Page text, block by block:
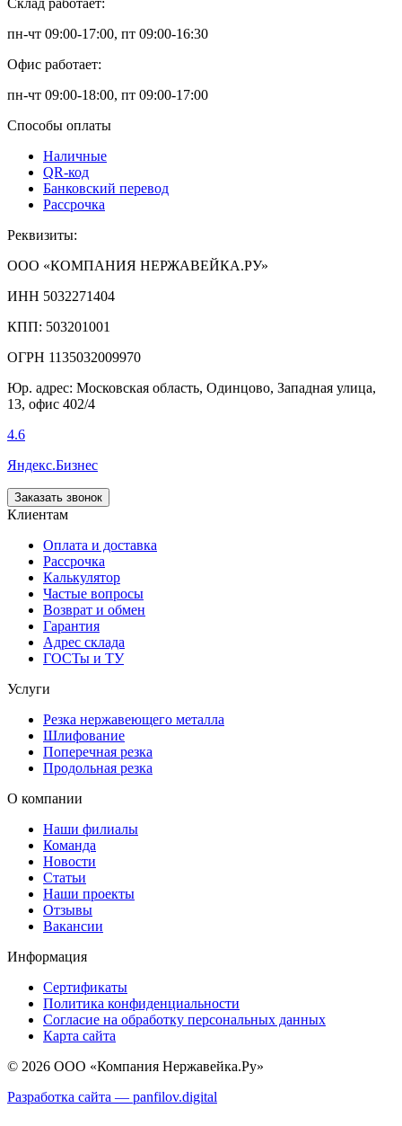
Склад работает:
пн-чт 09:00-17:00, пт 09:00-16:30
Офис работает:
пн-чт 09:00-18:00, пт 09:00-17:00
Способы оплаты
Наличные
QR-код
Банковский перевод
Рассрочка
Реквизиты:
ООО «КОМПАНИЯ НЕРЖАВЕЙКА.РУ»
ИНН 5032271404
КПП: 503201001
ОГРН 1135032009970
Юр. адрес: Московская область, Одинцово, Западная улица,
13, офис 402/4
4.6
Яндекс.Бизнес
Заказать звонок
Клиентам
Оплата и доставка
Рассрочка
Калькулятор
Частые вопросы
Возврат и обмен
Гарантия
Адрес склада
ГОСТы и ТУ
Услуги
Резка нержавеющего металла
Шлифование
Поперечная резка
Продольная резка
О компании
Наши филиалы
Команда
Новости
Статьи
Наши проекты
Отзывы
Вакансии
Информация
Сертификаты
Политика конфиденциальности
Согласие на обработку персональных данных
Карта сайта
© 2026 ООО «Компания Нержавейка.Ру»
Разработка сайта — panfilov.digital